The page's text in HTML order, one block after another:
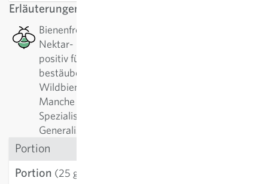
Erläuterungen
Bienenfreundlich: Diese Pflanze hat ein gutes
Nektar- bzw. Pollenangebot, welches besonders
positiv für Bienen, Wildbienen oder andere
bestäubende Insekten ist. Es gibt alleine bei
Wildbienen über 500 verschiedene Arten.
Manche Pflanzen werden am liebsten von
Spezialisten angeflogen, manche am liebsten von
Generalisten.
Portion
Portion (25 g)